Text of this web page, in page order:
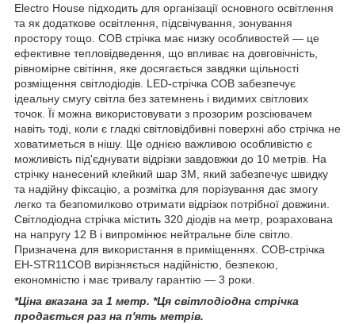
Electro House підходить для організації основного освітлення
та як додаткове освітлення, підсвічування, зонування
простору тощо. COB стрічка має низку особливостей — це
ефективне тепловідведення, що впливає на довговічність,
рівномірне світіння, яке досягається завдяки щільності
розміщення світлодіодів. LED-стрічка COB забезпечує
ідеальну смугу світла без затемнень і видимих світлових
точок. Її можна використовувати з прозорим розсіювачем
навіть тоді, коли є гладкі світловідбивні поверхні або стрічка не
ховатиметься в нішу. Ще однією важливою особливістю є
можливість під'єднувати відрізки завдовжки до 10 метрів. На
стрічку нанесений клейкий шар 3M, який забезпечує швидку
та надійну фіксацію, а розмітка для порізування дає змогу
легко та безпомилково отримати відрізок потрібної довжини.
Світлодіодна стрічка містить 320 діодів на метр, розрахована
на напругу 12 В і випромінює нейтральне біле світло.
Призначена для використання в приміщеннях. COB-стрічка
EH-STR11COB вирізняється надійністю, безпекою,
економністю і має тривалу гарантію — 3 роки.
*Ціна вказана за 1 метр. *Ця світлодіодна стрічка
продається раз на п'ять метрів.